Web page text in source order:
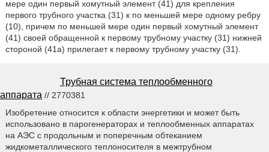
мере один первый хомутный элемент (41) для крепления
первого трубного участка (31) к по меньшей мере одному ребру
(10), причем по меньшей мере один первый хомутный элемент
(41) своей обращенной к первому трубному участку (31) нижней
стороной (41a) прилегает к первому трубному участку (31).
Трубная система теплообменного
аппарата // 2770381
Изобретение относится к области энергетики и может быть
использовано в парогенераторах и теплообменных аппаратах
на АЭС с продольным и поперечным обтеканием
жидкометаллического теплоносителя в межтрубном